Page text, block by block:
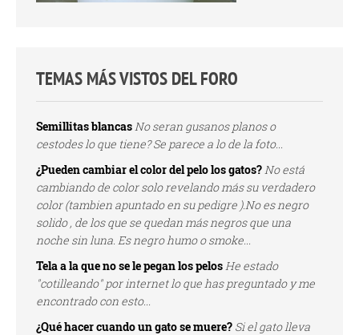
TEMAS MÁS VISTOS DEL FORO
Semillitas blancasNo seran gusanos planos o
cestodes lo que tiene? Se parece a lo de la foto...
¿Pueden cambiar el color del pelo los gatos?No está
cambiando de color solo revelando más su verdadero
color (tambien apuntado en su pedigre ).No es negro
solido , de los que se quedan más negros que una
noche sin luna. Es negro humo o smoke...
Tela a la que no se le pegan los pelosHe estado
"cotilleando" por internet lo que has preguntado y me
encontrado con esto...
¿Qué hacer cuando un gato se muere? Si el gato lleva